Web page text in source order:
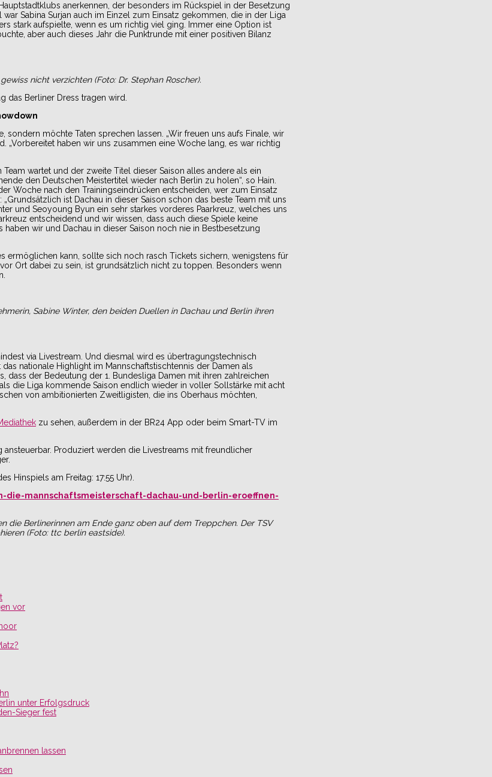
anerkennen, der besonders im Rückspiel in der Besetzung
Sabina Surjan auch im Einzel zum Einsatz gekommen, die in der Liga
stark aufspielte, wenn es um richtig viel ging. Immer eine Option ist
aber auch dieses Jahr die Punktrunde mit einer positiven Bilanz
nicht verzichten (Foto: Dr. Stephan Roscher).
das Berliner Dress tragen wird.
möchte Taten sprechen lassen. „Wir freuen uns aufs Finale, wir
„Vorbereitet haben wir uns zusammen eine Woche lang, es war richtig
wartet und der zweite Titel dieser Saison alles andere als ein
den Deutschen Meistertitel wieder nach Berlin zu holen“, so Hain.
Woche nach den Trainingseindrücken entscheiden, wer zum Einsatz
ist Dachau in dieser Saison schon das beste Team mit uns
und Seoyoung Byun ein sehr starkes vorderes Paarkreuz, welches uns
entscheidend und wir wissen, dass auch diese Spiele keine
wir und Dachau in dieser Saison noch nie in Bestbesetzung
kann, sollte sich noch rasch Tickets sichern, wenigstens für
Ort dabei zu sein, ist grundsätzlich nicht zu toppen. Besonders wenn
Sabine Winter, den beiden Duellen in Dachau und Berlin ihren
via Livestream. Und diesmal wird es übertragungstechnisch
nationale Highlight im Mannschaftstischtennis der Damen als
der Bedeutung der 1. Bundesliga Damen mit ihren zahlreichen
die Liga kommende Saison endlich wieder in voller Sollstärke mit acht
von ambitionierten Zweitligisten, die ins Oberhaus möchten,
zu sehen, außerdem in der BR24 App oder beim Smart-TV im
Produziert werden die Livestreams mit freundlicher
Hinspiels am Freitag: 17:55 Uhr).
mannschaftsmeisterschaft-dachau-und-berlin-eroeffnen-
die Berlinerinnen am Ende ganz oben auf dem Treppchen. Der TSV
(Foto: ttc berlin eastside).
vor
unter Erfolgsdruck
Sieger fest
lassen